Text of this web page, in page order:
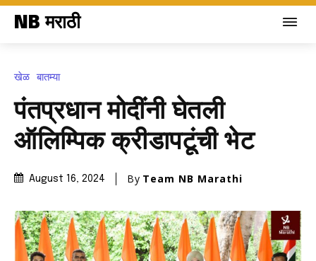
NB मराठी
खेळ बातम्या
पंतप्रधान मोदींनी घेतली
ऑलिम्पिक क्रीडापटूंची भेट
August 16, 2024 By Team NB Marathi